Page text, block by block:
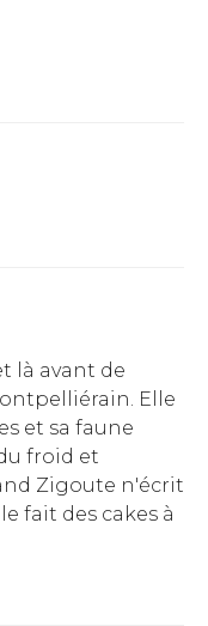
là avant de
Elle
et sa faune
froid et
Zigoute n'écrit
fait des cakes à